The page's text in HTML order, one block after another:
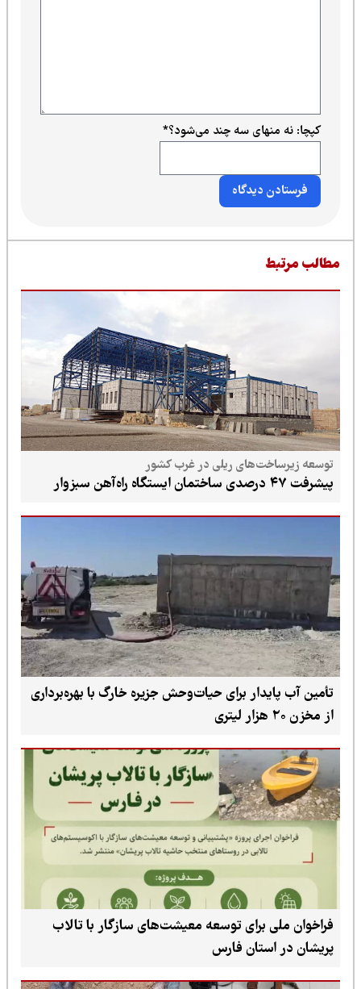
کپچا: نه منهای سه چند می‌شود؟*
مرتبط
توسعه زیرساخت‌های ریلی در غرب کشور
پیشرفت ۴۷ درصدی ساختمان ایستگاه راه‌آهن سبزوار
تأمین آب پایدار برای حیات‌وحش جزیره خارگ با بهره‌برداری
از مخزن ۲۰ هزار لیتری
فراخوان ملی برای توسعه معیشت‌های سازگار با تالاب
پریشان در استان فارس